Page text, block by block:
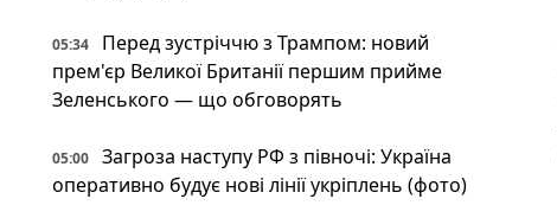
05:34
Перед зустріччю з Трампом: новий
прем'єр Великої Британії першим прийме
Зеленського — що обговорять
05:00
Загроза наступу РФ з півночі: Україна
оперативно будує нові лінії укріплень (фото)